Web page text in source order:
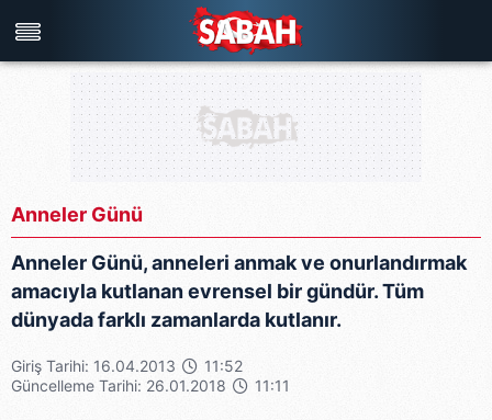
Türkiye'nin en iyi haber sitesi
Anneler Günü
Anneler Günü, anneleri anmak ve onurlandırmak
amacıyla kutlanan evrensel bir gündür. Tüm
dünyada farklı zamanlarda kutlanır.
Giriş Tarihi: 16.04.2013
11:52
Güncelleme Tarihi: 26.01.2018
11:11